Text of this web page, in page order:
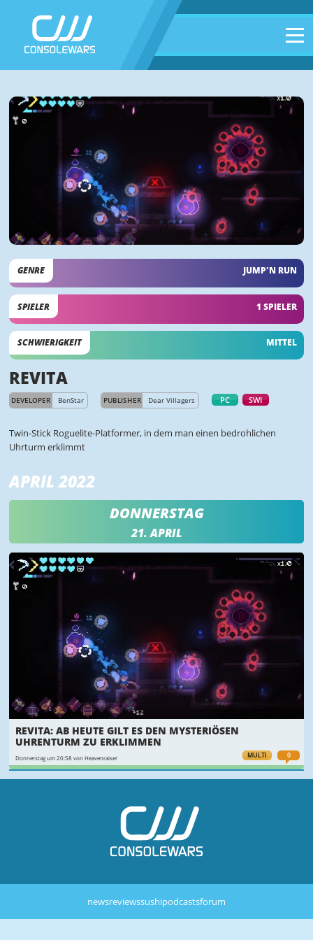
GENRE JUMP'N RUN
SPIELER 1 SPIELER
SCHWIERIGKEIT MITTEL
REVITA
DEVELOPER BenStar PUBLISHER Dear Villagers PC SWI
Twin-Stick Roguelite-Platformer, in dem man einen bedrohlichen
Uhrturm erklimmt
APRIL 2022
DONNERSTAG
21. APRIL
MULTI 0
REVITA: AB HEUTE GILT ES DEN MYSTERIÖSEN
UHRENTURM ZU ERKLIMMEN
Donnerstag um 20:58 von Heavenraiser
newsreviewssushipodcastsforum